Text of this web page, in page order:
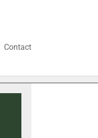
Contact